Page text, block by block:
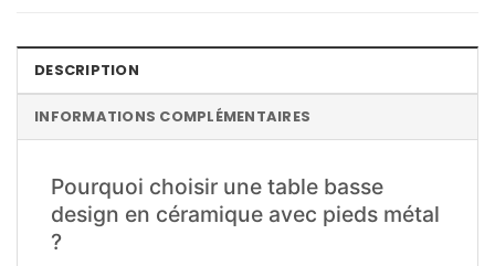
DESCRIPTION
INFORMATIONS COMPLÉMENTAIRES
Pourquoi choisir une table basse
design en céramique avec pieds métal
?